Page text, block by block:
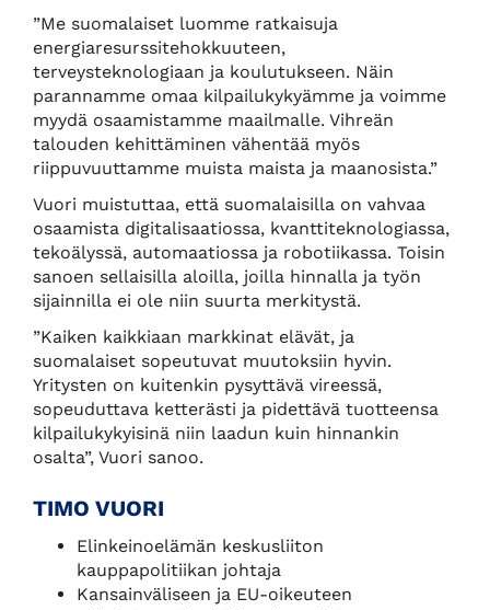
”Me suomalaiset luomme ratkaisuja
energiaresurssitehokkuuteen,
terveysteknologiaan ja koulutukseen. Näin
parannamme omaa kilpailukykyämme ja voimme
myydä osaamistamme maailmalle. Vihreän
talouden kehittäminen vähentää myös
riippuvuuttamme muista maista ja maanosista.”
Vuori muistuttaa, että suomalaisilla on vahvaa
osaamista digitalisaatiossa, kvanttiteknologiassa,
tekoälyssä, automaatiossa ja robotiikassa. Toisin
sanoen sellaisilla aloilla, joilla hinnalla ja työn
sijainnilla ei ole niin suurta merkitystä.
”Kaiken kaikkiaan markkinat elävät, ja
suomalaiset sopeutuvat muutoksiin hyvin.
Yritysten on kuitenkin pysyttävä vireessä,
sopeuduttava ketterästi ja pidettävä tuotteensa
kilpailukykyisinä niin laadun kuin hinnankin
osalta”, Vuori sanoo.
TIMO VUORI
Elinkeinoelämän keskusliiton
kauppapolitiikan johtaja
Kansainväliseen ja EU-oikeuteen